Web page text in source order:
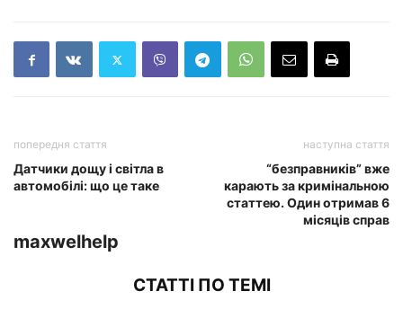
попередня стаття
Датчики дощу і світла в
автомобілі: що це таке
наступна стаття
“безправників” вже
карають за кримінальною
статтею. Один отримав 6
місяців справ
maxwelhelp
СТАТТІ ПО ТЕМІ